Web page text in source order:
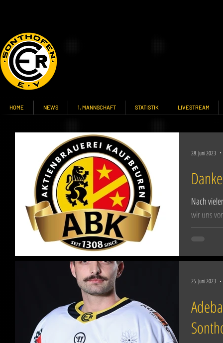
HOME NEWS 1. MANNSCHAFT STATISTIK LIVESTREAM
Nach
wir uns
Wir
28. Juni 2023
25. Juni 2023